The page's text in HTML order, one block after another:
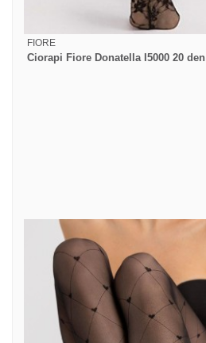
FIORE
Ciorapi Fiore Donatella I5000 20 den